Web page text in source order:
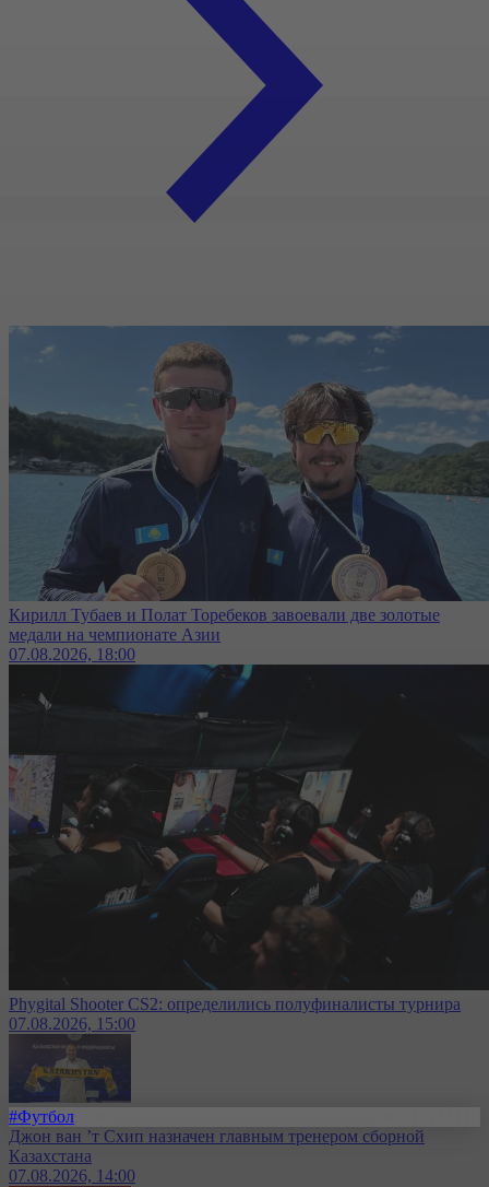
Кирилл Тубаев и Полат Торебеков завоевали две золотые
медали на чемпионате Азии
07.08.2026, 18:00
Phygital Shooter CS2: определились полуфиналисты турнира
07.08.2026, 15:00
#Футбол
Джон ван ’т Схип назначен главным тренером сборной
Казахстана
07.08.2026, 14:00